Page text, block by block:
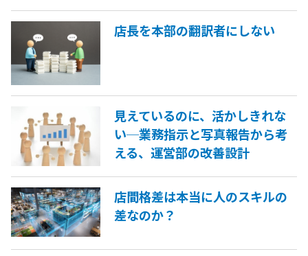
店長を本部の翻訳者にしない
見えているのに、活かしきれな
い─業務指示と写真報告から考
える、運営部の改善設計
店間格差は本当に人のスキルの
差なのか？